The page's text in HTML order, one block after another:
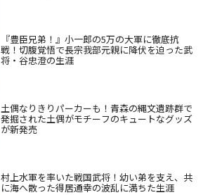
『豊臣兄弟！』小一郎の5万の大軍に徹底抗
戦！切腹覚悟で長宗我部元親に降伏を迫った武
将・谷忠澄の生涯
土偶なりきりパーカーも！青森の縄文遺跡群で
発掘された土偶がモチーフのキュートなグッズ
が新発売
村上水軍を率いた戦国武将！幼い弟を支え、共
に海へ散った得居通幸の波乱に満ちた生涯